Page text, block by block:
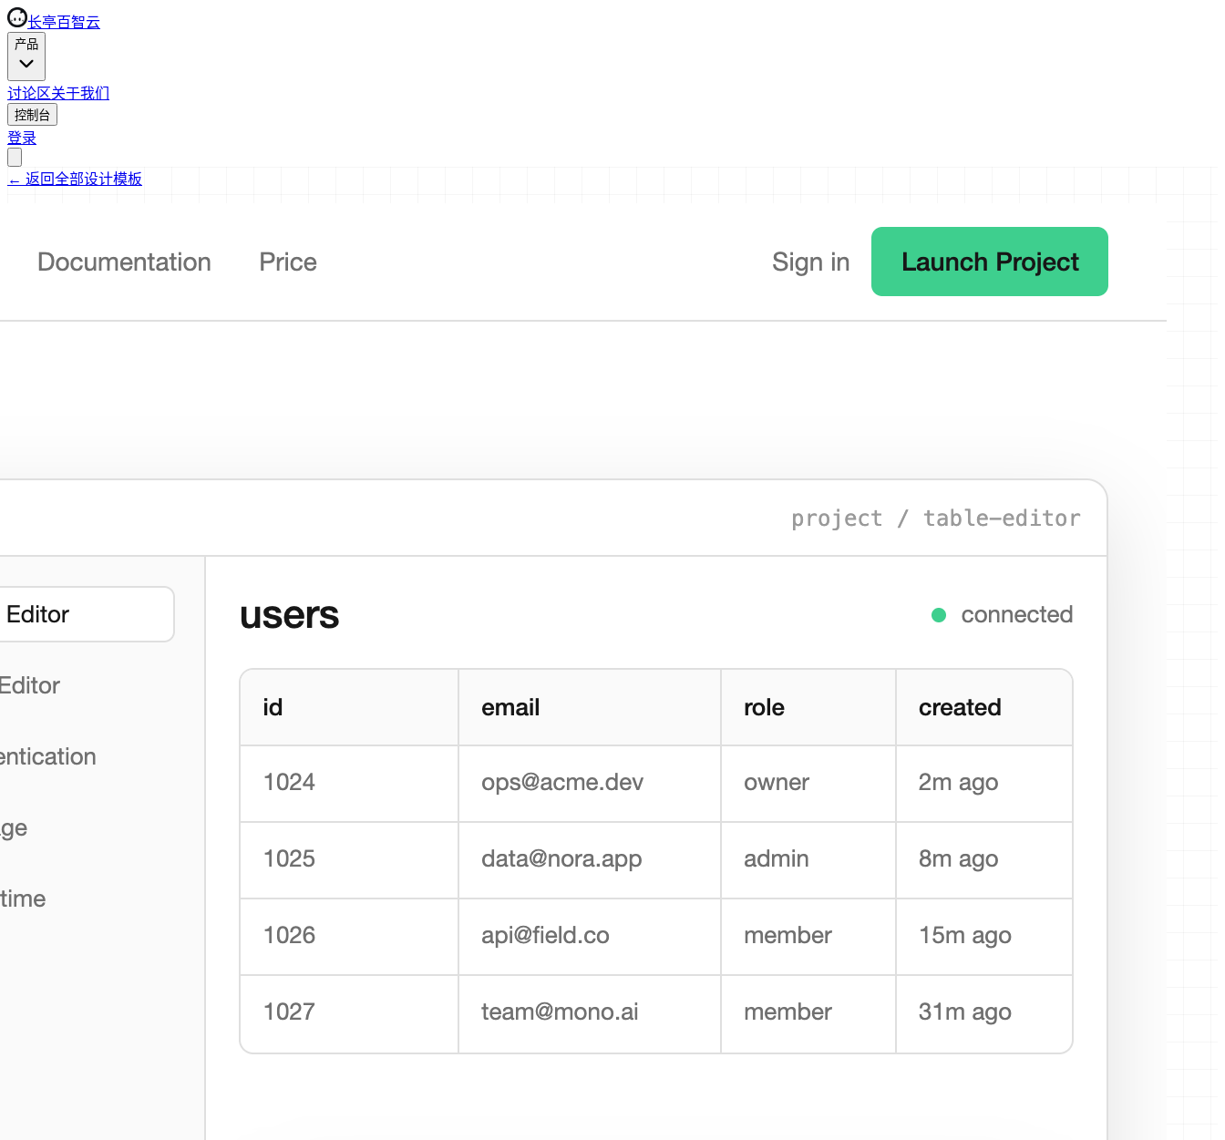
长亭百智云
产品
讨论区关于我们
控制台
登录
← 返回全部设计模板